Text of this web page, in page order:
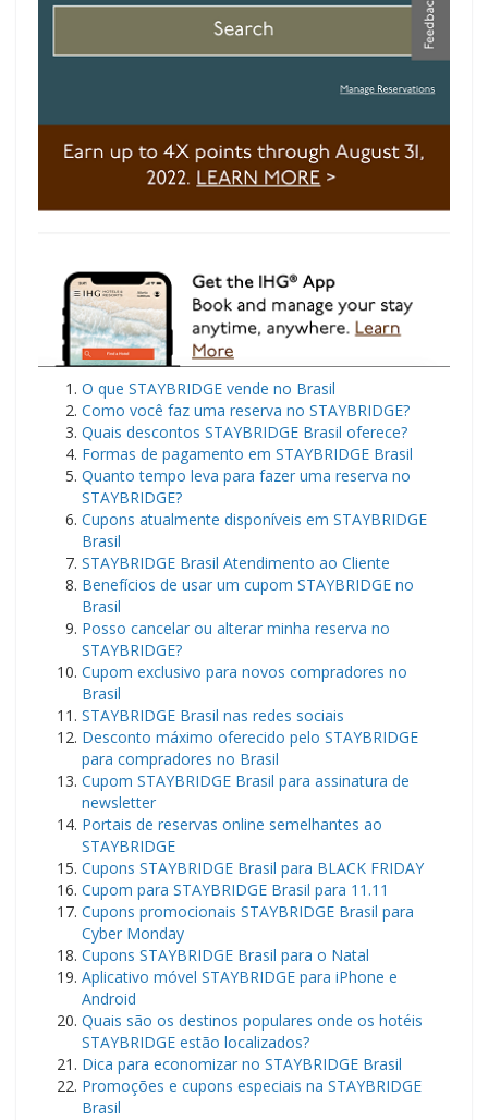
O que STAYBRIDGE vende no Brasil
Como você faz uma reserva no STAYBRIDGE?
Quais descontos STAYBRIDGE Brasil oferece?
Formas de pagamento em STAYBRIDGE Brasil
Quanto tempo leva para fazer uma reserva no
STAYBRIDGE?
Cupons atualmente disponíveis em STAYBRIDGE
Brasil
STAYBRIDGE Brasil Atendimento ao Cliente
Benefícios de usar um cupom STAYBRIDGE no
Brasil
Posso cancelar ou alterar minha reserva no
STAYBRIDGE?
Cupom exclusivo para novos compradores no
Brasil
STAYBRIDGE Brasil nas redes sociais
Desconto máximo oferecido pelo STAYBRIDGE
para compradores no Brasil
Cupom STAYBRIDGE Brasil para assinatura de
newsletter
Portais de reservas online semelhantes ao
STAYBRIDGE
Cupons STAYBRIDGE Brasil para BLACK FRIDAY
Cupom para STAYBRIDGE Brasil para 11.11
Cupons promocionais STAYBRIDGE Brasil para
Cyber ​​Monday
Cupons STAYBRIDGE Brasil para o Natal
Aplicativo móvel STAYBRIDGE para iPhone e
Android
Quais são os destinos populares onde os hotéis
STAYBRIDGE estão localizados?
Dica para economizar no STAYBRIDGE Brasil
Promoções e cupons especiais na STAYBRIDGE
Brasil